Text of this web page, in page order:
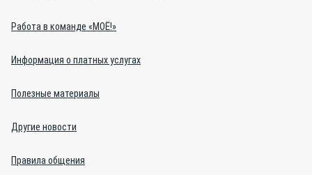
Работа в команде «МОЁ!»
Информация о платных услугах
Полезные материалы
Другие новости
Правила общения